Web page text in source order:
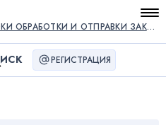
ВРЕМЕННО УВЕЛИЧЕНЫ СРОКИ ОБРАБОТКИ И ОТПРАВКИ ЗАКАЗОВ
ИСК РЕГИСТРАЦИЯ